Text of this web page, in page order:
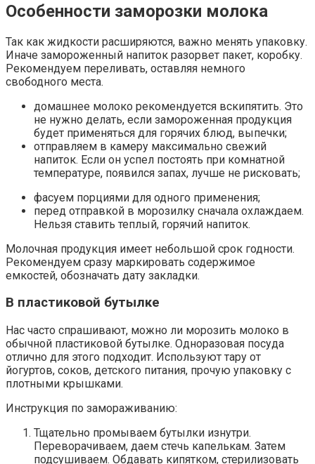
Особенности заморозки молока
Так как жидкости расширяются, важно менять упаковку.
Иначе замороженный напиток разорвет пакет, коробку.
Рекомендуем переливать, оставляя немного
свободного места.
домашнее молоко рекомендуется вскипятить. Это
не нужно делать, если замороженная продукция
будет применяться для горячих блюд, выпечки;
отправляем в камеру максимально свежий
напиток. Если он успел постоять при комнатной
температуре, появился запах, лучше не рисковать;
фасуем порциями для одного применения;
перед отправкой в морозилку сначала охлаждаем.
Нельзя ставить теплый, горячий напиток.
Молочная продукция имеет небольшой срок годности.
Рекомендуем сразу маркировать содержимое
емкостей, обозначать дату закладки.
В пластиковой бутылке
Нас часто спрашивают, можно ли морозить молоко в
обычной пластиковой бутылке. Одноразовая посуда
отлично для этого подходит. Используют тару от
йогуртов, соков, детского питания, прочую упаковку с
плотными крышками.
Инструкция по замораживанию:
Тщательно промываем бутылки изнутри.
Переворачиваем, даем стечь капелькам. Затем
подсушиваем. Обдавать кипятком, стерилизовать